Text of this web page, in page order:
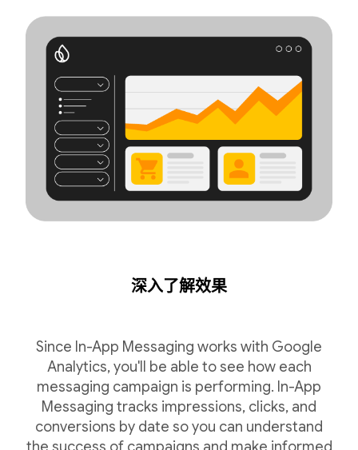
深入了解效果
Since In-App Messaging works with Google
Analytics, you'll be able to see how each
messaging campaign is performing. In-App
Messaging tracks impressions, clicks, and
conversions by date so you can understand